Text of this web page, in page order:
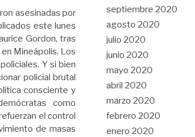
asesinadas por
este lunes
Gordon, tras
Mineápolis. Los
Y si bien
policial brutal
consciente y
como
el control
de masas
septiembre 2020
agosto 2020
julio 2020
junio 2020
mayo 2020
abril 2020
marzo 2020
febrero 2020
enero 2020